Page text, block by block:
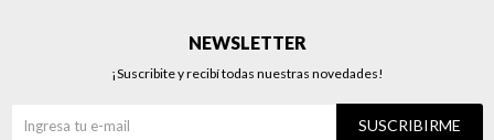
NEWSLETTER
¡Suscribite y recibí todas nuestras novedades!
SUSCRIBIRME